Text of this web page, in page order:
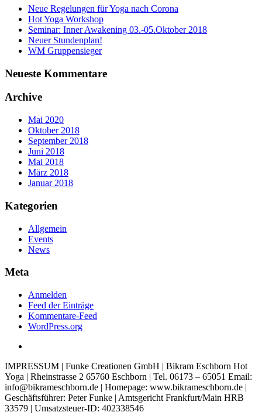
Neue Regelungen für Yoga nach Corona
Hot Yoga Workshop
Seminar: Inner Awakening 03.-05.Oktober 2018
Neuer Stundenplan!
WM Gruppensieger
Neueste Kommentare
Archive
Mai 2020
Oktober 2018
September 2018
Juni 2018
Mai 2018
März 2018
Januar 2018
Kategorien
Allgemein
Events
News
Meta
Anmelden
Feed der Einträge
Kommentare-Feed
WordPress.org
IMPRESSUM | Funke Creationen GmbH | Bikram Eschborn Hot
Yoga | Rheinstrasse 2 65760 Eschborn | Tel. 06173 – 65051 Email:
info@bikrameschborn.de | Homepage: www.bikrameschborn.de |
Geschäftsführer: Peter Funke | Amtsgericht Frankfurt/Main HRB
33579 | Umsatzsteuer-ID: 402338546